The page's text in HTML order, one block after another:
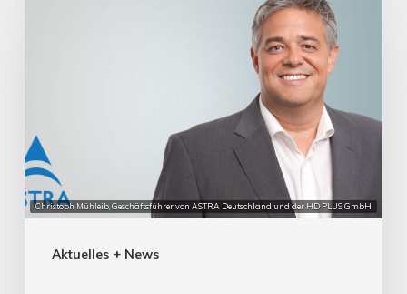
Christoph Mühleib, Geschäftsführer von ASTRA Deutschland und der HD PLUS GmbH
Aktuelles + News